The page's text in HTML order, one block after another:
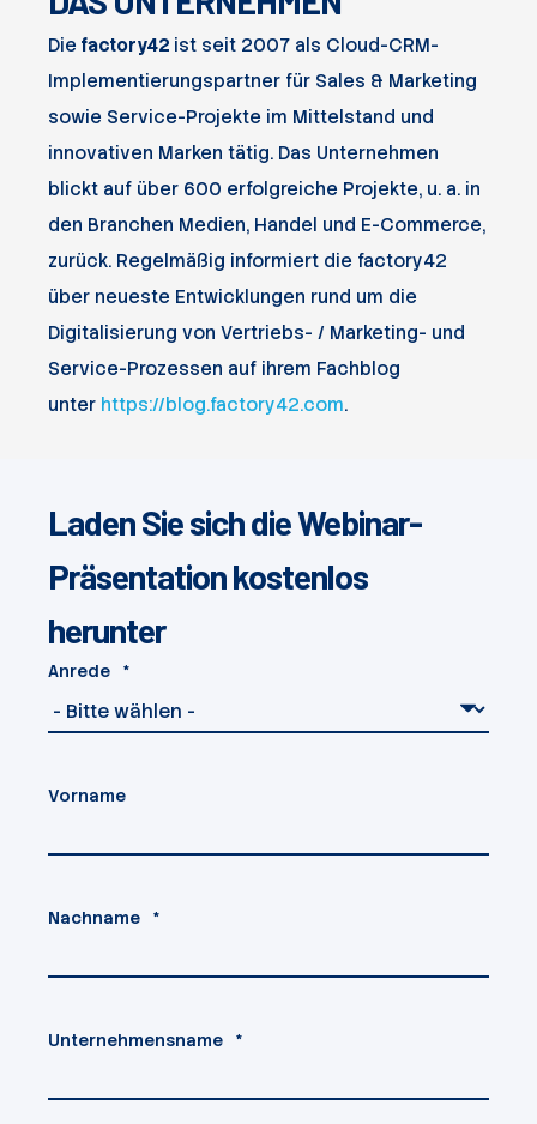
Die factory42 ist seit 2007 als Cloud-CRM-
Implementierungspartner für Sales & Marketing
sowie Service-Projekte im Mittelstand und
innovativen Marken tätig. Das Unternehmen
blickt auf über 600 erfolgreiche Projekte, u. a. in
den Branchen Medien, Handel und E-Commerce,
zurück. Regelmäßig informiert die factory42
über neueste Entwicklungen rund um die
Digitalisierung von Vertriebs- / Marketing- und
Service-Prozessen auf ihrem Fachblog
unter https://blog.factory42.com.
Laden Sie sich die Webinar-
Präsentation kostenlos
herunter
Anrede *
Vorname
Nachname *
Unternehmensname *